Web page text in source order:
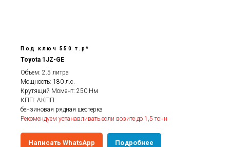
Под ключ 550 т.р*
Toyota 1JZ-GE
Объем: 2.5 литра
Мощность: 180 л.с.
Крутящий Момент: 250 Нм
КПП: АКПП
бензиновая рядная шестерка
Рекомендуем устанавливать если возите до 1,5 тонн
Написать WhatsApp Подробнее